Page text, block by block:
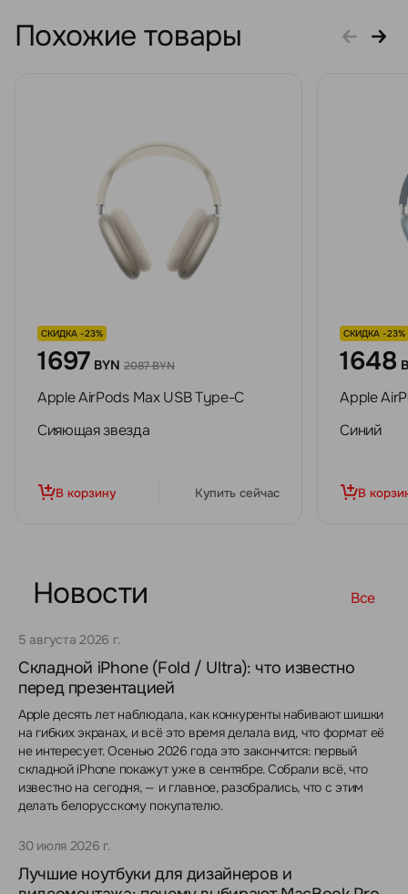
Похожие товары
СКИДКА -23%
1697 BYN 2087 BYN
Apple AirPods Max USB Type-C
Сияющая звезда
В корзину Купить сейчас
СКИДКА -23%
1648
Apple
Синий
В
Новости Все
5 августа 2026 г.
Складной iPhone (Fold / Ultra): что известно
перед презентацией
Apple десять лет наблюдала, как конкуренты набивают шишки
на гибких экранах, и всё это время делала вид, что формат её
не интересует. Осенью 2026 года это закончится: первый
складной iPhone покажут уже в сентябре. Собрали всё, что
известно на сегодня, — и главное, разобрались, что с этим
делать белорусскому покупателю.
30 июля 2026 г.
Лучшие ноутбуки для дизайнеров и